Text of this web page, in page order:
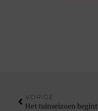
VORIGE
Het tuinseizoen begint